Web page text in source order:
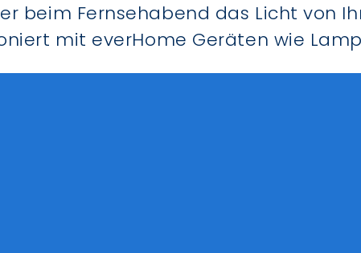
beim Fernsehabend das Licht von
mit everHome Geräten wie